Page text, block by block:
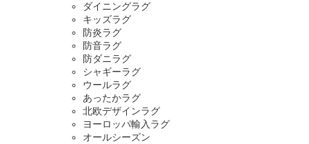
ダイニングラグ
キッズラグ
防炎ラグ
防音ラグ
防ダニラグ
シャギーラグ
ウールラグ
あったかラグ
北欧デザインラグ
ヨーロッパ輸入ラグ
オールシーズン